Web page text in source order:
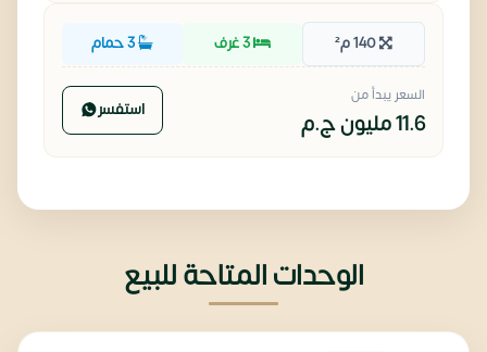
140 م² 3 غرف 3 حمام
السعر يبدأ من
11.6 مليون ج.م استفسر
الوحدات المتاحة للبيع